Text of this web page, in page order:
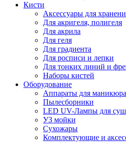
Кисти
Аксессуары для
Для акригеля, полигеля
Для акрила
Для геля
Для градиента
Для росписи и лепки
Для тонких линий и
Наборы кистей
Оборудование
Аппараты для маникюра
Пылесборники
LED UV-Лампы для
УЗ мойки
Сухожары
Комплектующие и